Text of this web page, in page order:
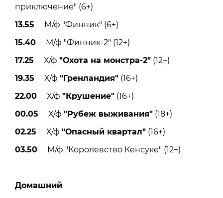
приключение" (6+)
13.55 М/ф "Финник" (6+)
15.40 М/ф "Финник-2" (12+)
17.25 Х/ф "Охота на монстра-2" (12+)
19.35 Х/ф "Гренландия" (16+)
22.00 Х/ф "Крушение" (16+)
00.05 Х/ф "Рубеж выживания" (18+)
02.25 Х/ф "Опасный квартал" (16+)
03.50 М/ф "Королевство Кенсуке" (12+)
Домашний